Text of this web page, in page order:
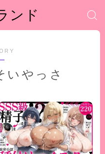
ンド
いやっさ